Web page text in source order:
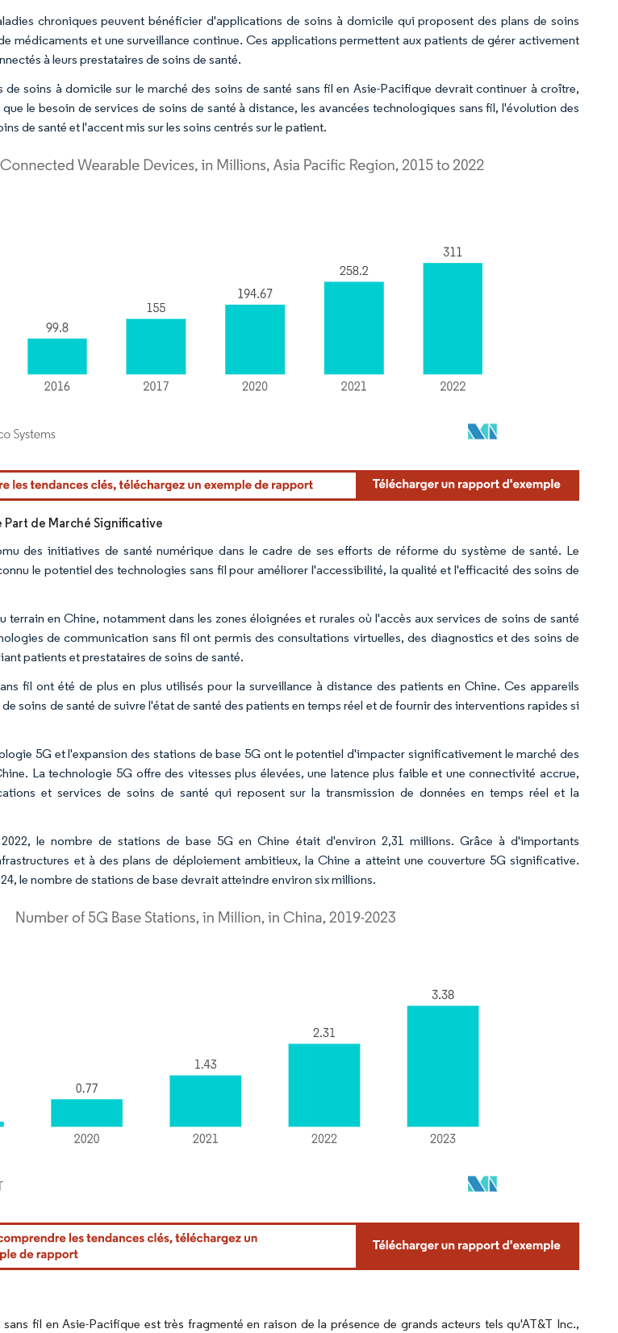
chroniques peuvent bénéficier d'applications de soins à domicile qui proposent des plans de soins
médicaments et une surveillance continue. Ces applications permettent aux patients de gérer activement
à leurs prestataires de soins de santé.
soins à domicile sur le marché des soins de santé sans fil en Asie-Pacifique devrait continuer à croître,
le besoin de services de soins de santé à distance, les avancées technologiques sans fil, l'évolution des
de santé et l'accent mis sur les soins centrés sur le patient.
nécessite une attribution sous CC BY 4.0.
de Marché Significative
des initiatives de santé numérique dans le cadre de ses efforts de réforme du système de santé. Le
le potentiel des technologies sans fil pour améliorer l'accessibilité, la qualité et l'efficacité des soins de
terrain en Chine, notamment dans les zones éloignées et rurales où l'accès aux services de soins de santé
de communication sans fil ont permis des consultations virtuelles, des diagnostics et des soins de
patients et prestataires de soins de santé.
fil ont été de plus en plus utilisés pour la surveillance à distance des patients en Chine. Ces appareils
soins de santé de suivre l'état de santé des patients en temps réel et de fournir des interventions rapides si
5G et l'expansion des stations de base 5G ont le potentiel d'impacter significativement le marché des
La technologie 5G offre des vitesses plus élevées, une latence plus faible et une connectivité accrue,
et services de soins de santé qui reposent sur la transmission de données en temps réel et la
le nombre de stations de base 5G en Chine était d'environ 2,31 millions. Grâce à d'importants
et à des plans de déploiement ambitieux, la Chine a atteint une couverture 5G significative.
le nombre de stations de base devrait atteindre environ six millions.
nécessite une attribution sous CC BY 4.0.
fil en Asie-Pacifique est très fragmenté en raison de la présence de grands acteurs tels qu'AT&T Inc.,